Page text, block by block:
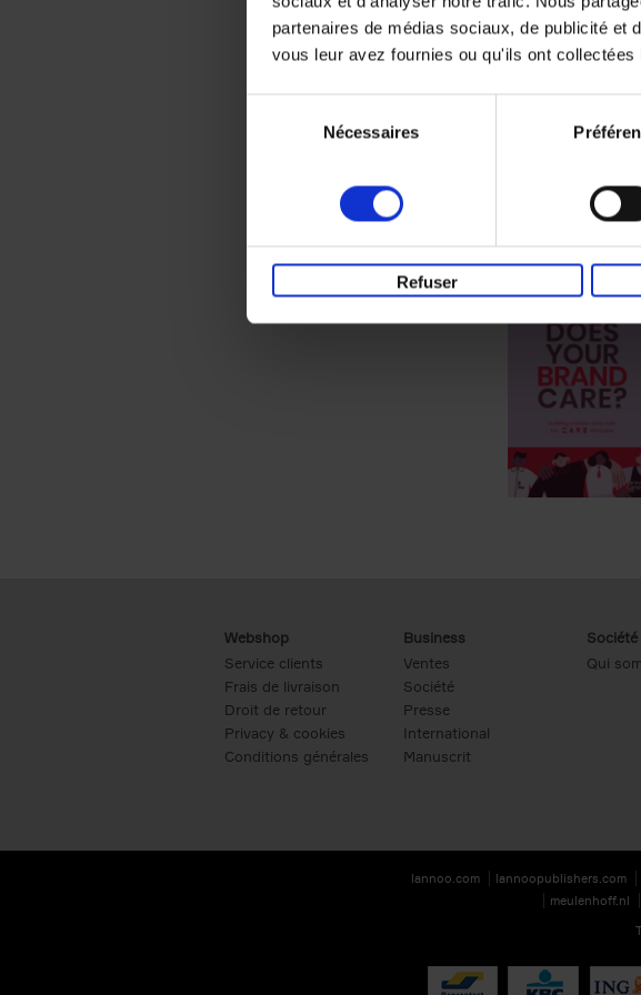
partenaires de médias sociaux, de publicité et
vous leur avez fournies ou qu'ils ont
Nécessaires
Refuser
Webshop
Service clients
Frais de livraison
Droit de retour
Privacy & cookies
Conditions générales
Business
Ventes
Société
Presse
International
Manuscrit
Société
Qui
lannoo.com lannoopublishers.com
meulenhoff.nl